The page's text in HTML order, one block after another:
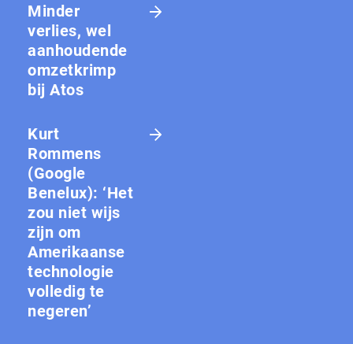
Minder
verlies, wel
aanhoudende
omzetkrimp
bij Atos
Kurt
Rommens
(Google
Benelux): ‘Het
zou niet wijs
zijn om
Amerikaanse
technologie
volledig te
negeren’